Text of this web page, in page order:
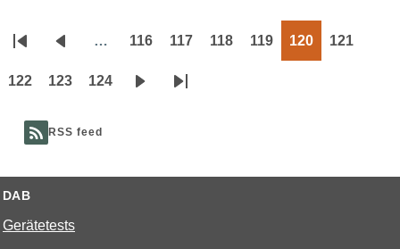
Seitennummerierung
Erste
Seite
Vorherige
Seite
… 116 117 118 119 120 121
122 123 124
NächsteLetzte
RSS feed
DAB
Gerätetests